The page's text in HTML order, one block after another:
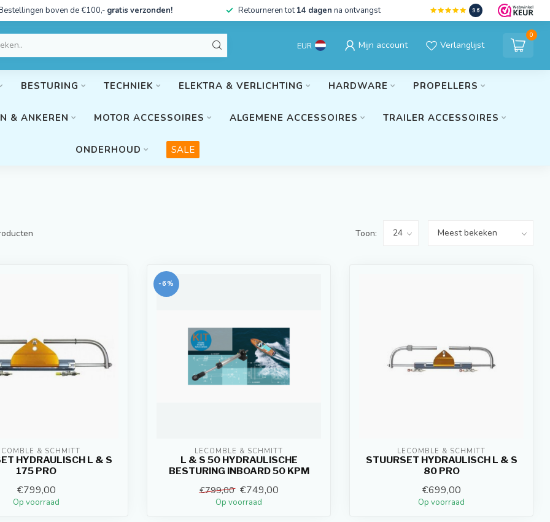
boven de €100,- gratis verzonden! Retourneren tot14 dagen na ontvangst 9.6
EUR Mijn account Verlanglijst
0
BESTURING TECHNIEK ELEKTRA & VERLICHTING HARDWARE PROPELLERS
& ANKEREN MOTOR ACCESSOIRES ALGEMENE ACCESSOIRES TRAILER ACCESSOIRES
ONDERHOUD SALE
Toon:
& SCHMITT
HYDRAULISCH L & S
175 PRO
€799,00
Op voorraad
-6%
LECOMBLE & SCHMITT
L & S 50 HYDRAULISCHE
BESTURING INBOARD 50 KPM
€799,00 €749,00
Op voorraad
LECOMBLE & SCHMITT
STUURSET HYDRAULISCH L & S
80 PRO
€699,00
Op voorraad